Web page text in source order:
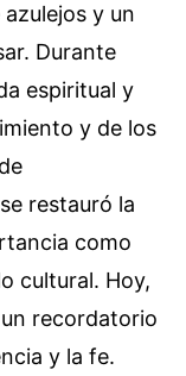
y un
Durante
espiritual y
y de los
restauró la
como
cultural. Hoy,
recordatorio
y la fe.